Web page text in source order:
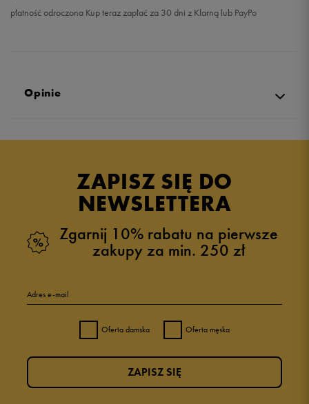
płatność odroczona Kup teraz zapłać za 30 dni z Klarną lub PayPo
Opinie
ZAPISZ SIĘ DO
NEWSLETTERA
Zgarnij 10% rabatu na pierwsze
zakupy za min. 250 zł
Adres e-mail
Oferta damska Oferta męska
ZAPISZ SIĘ